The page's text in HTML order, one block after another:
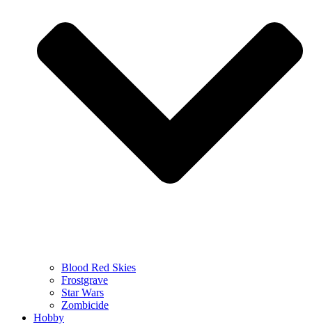
Blood Red Skies
Frostgrave
Star Wars
Zombicide
Hobby